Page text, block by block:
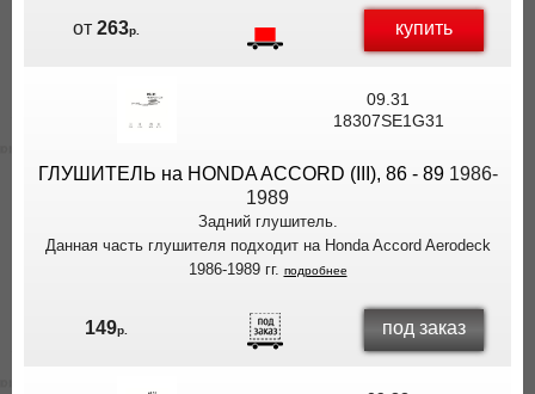
от 263р. купить
09.31
18307SE1G31
ГЛУШИТЕЛЬ на HONDA ACCORD (III), 86 - 891986-
1989
Задний глушитель.
Данная часть глушителя подходит на Honda Accord Aerodeck
1986-1989 гг. подробнее
149р. под заказ